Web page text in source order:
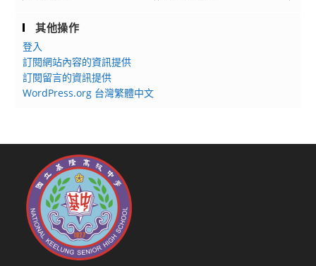
其他操作
登入
訂閱網站內容的資訊提供
訂閱留言的資訊提供
WordPress.org 台灣繁體中文